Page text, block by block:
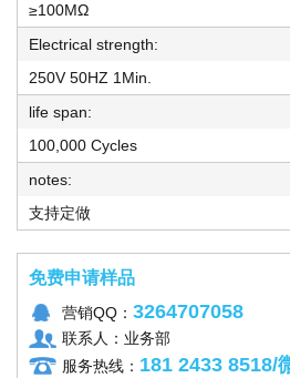
≥100MΩ
Electrical strength:
250V 50HZ 1Min.
life span:
100,000 Cycles
notes:
支持定做
免费申请样品
营销QQ： 3264707058
联系人：业务部
服务热线： 181 2433 8518/